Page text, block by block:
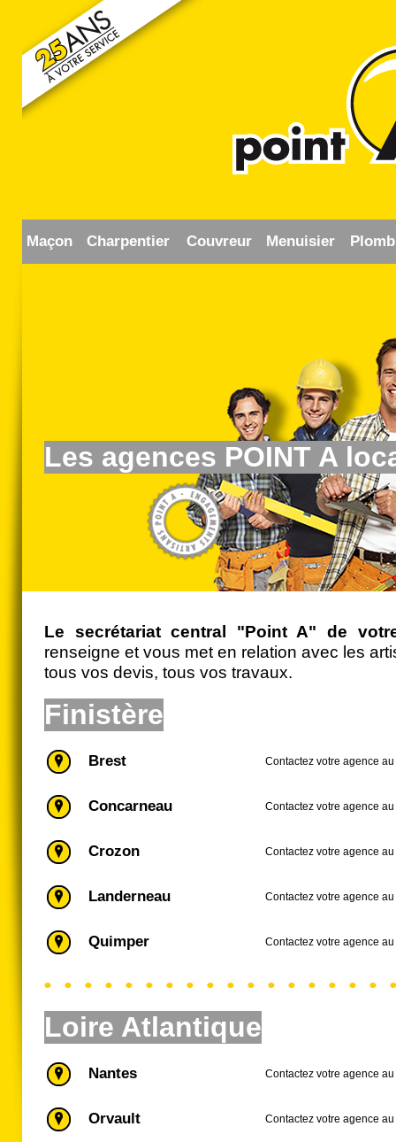
Maçon Charpentier Couvreur Menuisier
Les agences POINT A
Le secrétariat central "Point A" de
renseigne et vous met en relation avec les
tous vos devis, tous vos travaux.
Finistère
Brest Contactez votre agence
Concarneau Contactez votre agence au
Crozon Contactez votre agence
Landerneau Contactez votre agence
Quimper Contactez votre agence
Loire Atlantique
Nantes Contactez votre agence
Orvault Contactez votre agence